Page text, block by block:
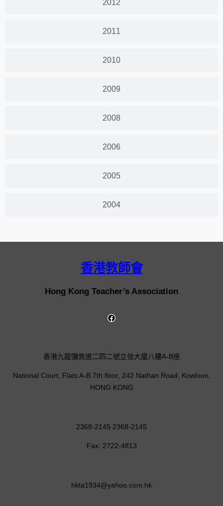
2012
2011
2010
2009
2008
2006
2005
2004
香港教師會
Hong Kong Teacher’s Association
香港九龍彌敦道二四二號立信大廈八樓A-B座
National Court, Flats A-B 7th floor, 242 Nathan Road, Kowloon,
HONG KONG
2368-2145 2368-2145
Fax: 2722-4813
hkta1934@yahoo.com.hk